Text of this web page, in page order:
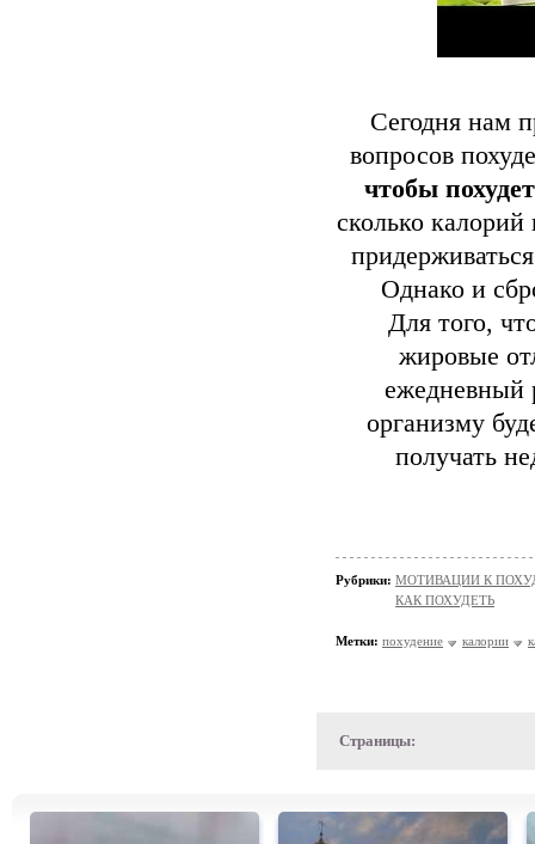
Сегодня нам
вопросов
чтобы
сколько
Однако и
Для того,
жировые
ежедневный
организму
получать
Рубрики: МОТИВАЦИИ К
КАК ПОХУДЕТЬ
Метки: похудение калории
Страницы: